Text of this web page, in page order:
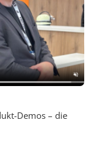
Demos – die